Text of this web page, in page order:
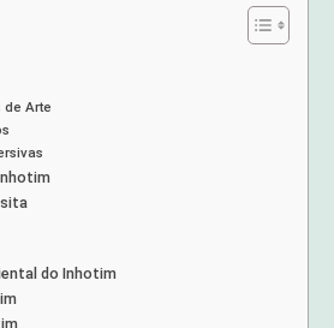
de Arte
do Inhotim